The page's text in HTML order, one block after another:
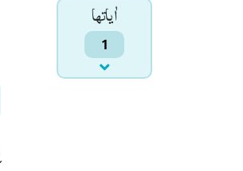
اٰياتها
1